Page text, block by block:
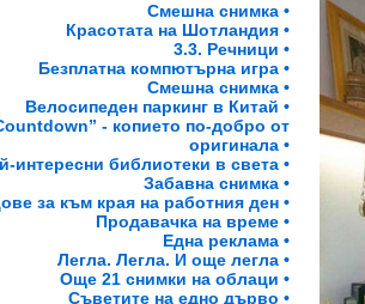
Смешна снимка •
Красотата на Шотландия •
3.3. Речници •
Безплатна компютърна игра •
Смешна снимка •
Велосипеден паркинг в Китай •
- копието по-добро от
оригинала •
интересни библиотеки в света •
Забавна снимка •
за към края на работния ден •
Продавачка на време •
Една реклама •
Легла. Легла. И още легла •
Още 21 снимки на облаци •
Съветите на едно дърво •